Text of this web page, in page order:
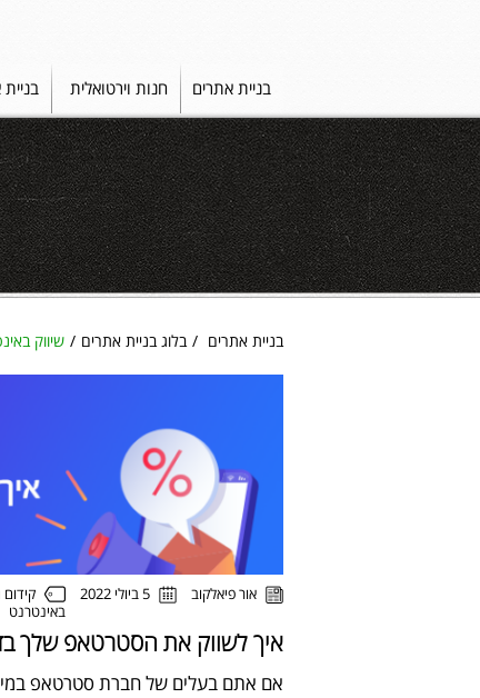
בניית אתרים חנות וירטואלית
בניית אתרים בלוג בניית אתרים שיווק
אור פיאלקוב 5 ביולי 2022
באינטרנט
איך לשווק את הסטרטאפ שלך
אם אתם בעלים של חברת סטרטאפ